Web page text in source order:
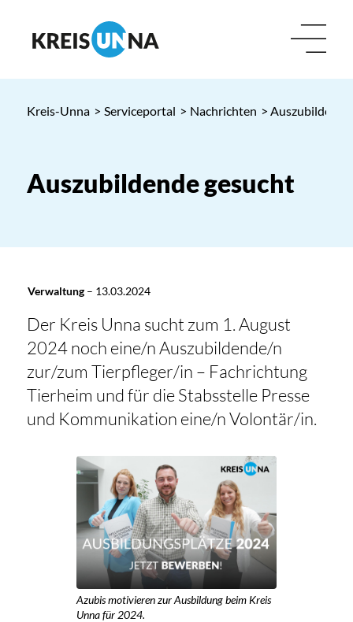
Kreis-Unna > Serviceportal > Nachrichten >
Auszubildende gesucht
Verwaltung– 13.03.2024
Der Kreis Unna sucht zum 1. August
2024 noch eine/n Auszubildende/n
zur/zum Tierpfleger/in – Fachrichtung
Tierheim und für die Stabsstelle Presse
und Kommunikation eine/n Volontär/in.
Azubis motivieren zur Ausbildung beim Kreis
Unna für 2024.